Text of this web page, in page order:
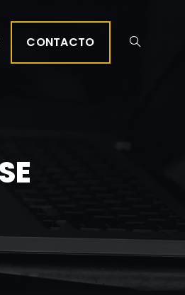
CONTACTO